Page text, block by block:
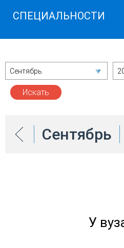
СПЕЦИАЛЬНОСТИ
Сентябрь
Сентябрь
У